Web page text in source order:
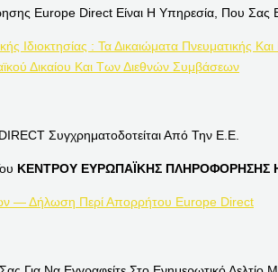
Europe Direct Είναι Η Υπηρεσία, Που Σας
Ιδιοκτησίας : Τα Δικαιώματα Πνευματικής
Δικαίου Και Των Διεθνών Συμβάσεων
Συγχρηματοδοτείται Από Την Ε.Ε.
ΚΕΝΤΡΟΥ ΕΥΡΩΠΑΪΚΗΣ ΠΛΗΡΟΦΟΡΗΣΗΣ
— Δήλωση Περί Απορρήτου Europe Direct